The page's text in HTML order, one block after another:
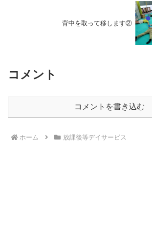
背中を取って移します②
コメント
コメントを書き込む
ホーム 放課後等デイサービス